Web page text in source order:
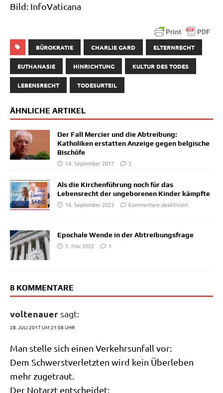
Bild: Info­Va­ti­ca­na
BÜROKRATIE CHARLIE GARD ELTERNRECHT
EUTHANASIE HINRICHTUNG KULTUR DES TODES
LEBENSRECHT TODESURTEIL
ÄHNLICHE ARTIKEL
Der Fall Mercier und die Abtreibung:
Katholiken erstatten Anzeige gegen belgische
Bischöfe
14. September 2017
5
Als die Kirchenführung noch für das
Lebensrecht der ungeborenen Kinder kämpfte
16. September 2023
Kommentare deaktiviert
Epochale Wende in der Abtreibungsfrage
5. Mai 2022
1
8 KOMMENTARE
voltenauer sagt:
28. JULI 2017 UM 21:08 UHR
Man stel­le sich einen Ver­kehrs­un­fall vor:
Dem Schwerst­ver­letz­ten wird kein Über­le­ben
mehr zugetraut.
Der Not­arzt entscheidet: